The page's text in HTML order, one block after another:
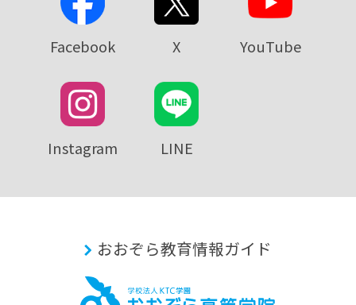
Facebook X YouTube
Instagram LINE
おおぞら教育情報ガイド